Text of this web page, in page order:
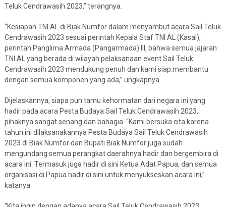
Teluk Cendrawasih 2023,” terangnya.
“Kesiapan TNI AL di Biak Numfor dalam menyambut acara Sail Teluk
Cendrawasih 2023 sesuai perintah Kepala Staf TNI AL (Kasal),
perintah Panglima Armada (Pangarmada) III, bahwa semua jajaran
TNI AL yang berada di wilayah pelaksanaan event Sail Teluk
Cendrawasih 2023 mendukung penuh dan kami siap.membantu
dengan semua komponen yang ada,” ungkapnya.
Dijelaskannya, siapa pun tamu kehormatan dari negara ini yang
hadir pada acara Pesta Budaya Sail Teluk Cendrawasih 2023,
pihaknya sangat senang dan bahagia. “Kami bersuka cita karena
tahun ini dilaksanakannya Pesta Budaya Sail Teluk Cendrawasih
2023 di Biak Numfor dan Bupati Biak Numfor juga sudah
mengundang semua perangkat daerahnya hadir dan bergembira di
acara ini. Termasuk juga hadir di sini Ketua Adat Papua, dan semua
organisasi di Papua hadir di sini untuk menyukseskan acara ini,”
katanya.